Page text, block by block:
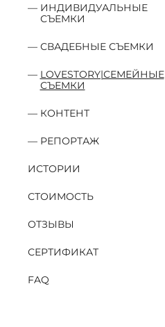
ИНДИВИДУАЛЬНЫЕ
СЪЕМКИ
СВАДЕБНЫЕ СЪЕМКИ
LOVESTORY|СЕМЕЙНЫЕ
СЪЕМКИ
КОНТЕНТ
РЕПОРТАЖ
ИСТОРИИ
СТОИМОСТЬ
ОТЗЫВЫ
СЕРТИФИКАТ
FAQ